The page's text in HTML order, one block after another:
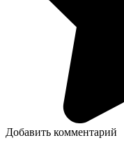
Добавить комментарий